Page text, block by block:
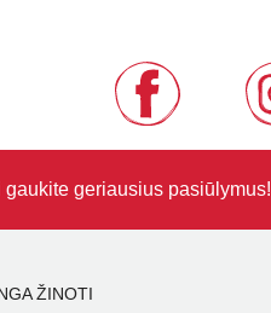
geriausius pasiūlymus!
ŽINOTI